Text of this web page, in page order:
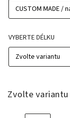
VYBERTE DÉLKU
Zvolte variantu